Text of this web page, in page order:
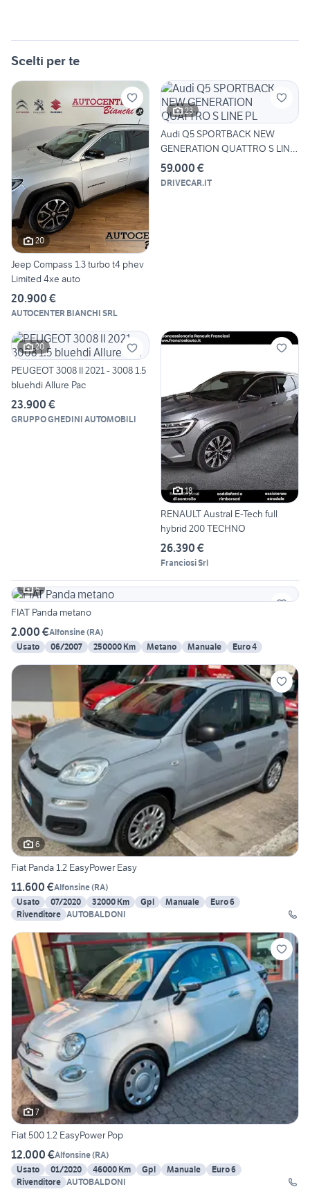
Scelti per te
20
Jeep Compass 1.3 turbo t4 phev
Limited 4xe auto
20.900 €
AUTOCENTER BIANCHI SRL
23
Audi Q5 SPORTBACK NEW
GENERATION QUATTRO S LINE
PL
59.000 €
DRIVECAR.IT
20
PEUGEOT 3008 II 2021 - 3008 1.5
bluehdi Allure Pac
23.900 €
GRUPPO GHEDINI AUTOMOBILI
18
RENAULT Austral E-Tech full
hybrid 200 TECHNO
26.390 €
Franciosi Srl
5
FIAT Panda metano
2.000 €Alfonsine(RA)
Usato
06/2007 250000 Km Metano Manuale Euro 4
6
Fiat Panda 1.2 EasyPower Easy
11.600 €Alfonsine(RA)
Usato
07/2020 32000 Km Gpl Manuale
Euro 6
Rivenditore AUTOBALDONI
7
Fiat 500 1.2 EasyPower Pop
12.000 €Alfonsine(RA)
Usato
01/2020 46000 Km Gpl Manuale
Euro 6
Rivenditore AUTOBALDONI